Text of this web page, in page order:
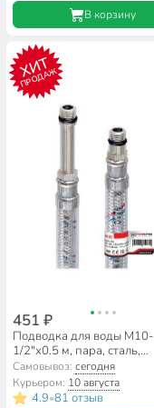
В корзину
ХИТ
ПРОДАЖ
451 ₽
Подводка для воды М10-
1/2"х0.5 м, пара, сталь,
полимер, ProFactor
Самовывоз:сегодня
Курьером: 10 августа
4.9•81 отзыв